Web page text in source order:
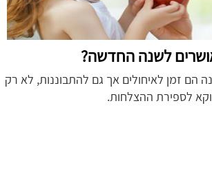
לשנה החדשה?
הם זמן לאיחולים אך גם להתבוננות, לא רק
לספירת ההצלחות.